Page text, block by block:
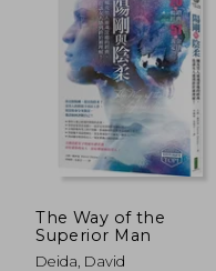
The Way of the
Superior Man
Deida, David